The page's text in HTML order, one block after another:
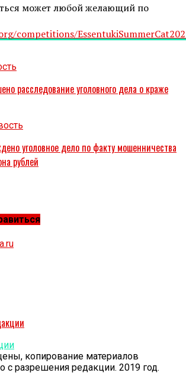
может любой желающий по
competitions/
расследование уголовного дела о краже
уголовное дело по факту мошенничества
рублей
копирование материалов
с разрешения редакции. 2019 год.